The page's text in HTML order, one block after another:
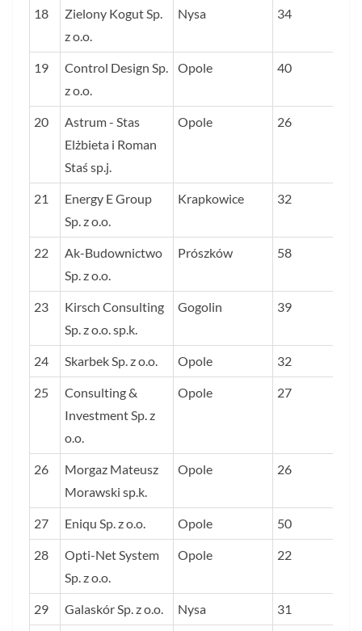
18
Zielony Kogut Sp.
z o.o.
Nysa 34
19
Control Design Sp.
z o.o.
Opole 40
20
Astrum - Stas
Elżbieta i Roman
Staś sp.j.
Opole 26
21
Energy E Group
Sp. z o.o.
Krapkowice 32
22
Ak-Budownictwo
Sp. z o.o.
Prószków 58
23
Kirsch Consulting
Sp. z o.o. sp.k.
Gogolin 39
24 Skarbek Sp. z o.o. Opole 32
25
Consulting &
Investment Sp. z
o.o.
Opole 27
26
Morgaz Mateusz
Morawski sp.k.
Opole 26
27 Eniqu Sp. z o.o. Opole 50
28
Opti-Net System
Sp. z o.o.
Opole 22
29 Galaskór Sp. z o.o. Nysa 31